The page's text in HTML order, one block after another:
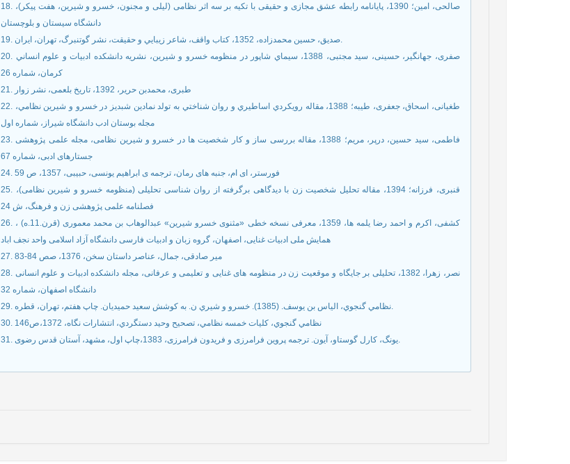
18. صالحی، امین؛ 1390، پایانامه رابطه عشق مجازی و حقیقی با تکیه بر سه اثر نظامی (لیلی و مجنون، خسرو و شیرین، هفت پیکر)،
دانشگاه سیستان و بلوچستان
19. صدیق، حسین محمدزاده، 1352، کتاب واقف، شاعر زيبايي و حقيقت، نشر گوتنبرگ، تهران، ایران.
20. صفری، جهانگیر، حسینی، سید مجتبی، 1388، سيماي شاپور در منظومه خسرو و شيرين، نشريه دانشكده ادبيات و علوم انساني
كرمان، شماره 26
21. طبری، محمدبن حریر، 1392، تاریخ بلعمی، نشر زوار
22. طغیانی، اسحاق، جعفری، طیبه؛ 1388، مقاله رويكردي اساطيري و روان شناختي به تولد نمادين شبديز در خسرو و شيرين نظامي،
مجله بوستان ادب دانشگاه شيراز، شماره اول
23. فاطمی، سید حسین، درپر، مریم؛ 1388، مقاله بررسی ساز و کار شخصیت ها در خسرو و شیرین نظامی، مجله علمی پژوهشی
جستارهای ادبی، شماره 67
24. فورستر، ای ام، جنبه های رمان، ترجمه ی ابراهیم یونسی، حبیبی، 1357، ص 59
25. قنبری، فرزانه؛ 1394، مقاله تحليل شخصيت زن با دیدگاهی برگرفته از روان شناسی تحلیلی (منظومه خسرو و شیرین نظامی)،
فصلنامه علمی پژوهشی زن و فرهنگ، ش 24
26. کشفی، اکرم و احمد رضا یلمه ها، 1359، معرفی نسخه خطی «مثنوی خسرو شیرین» عبدالوهاب بن محمد معموری (قرن.11.ه) ،
همایش ملی ادبیات غنایی، اصفهان، گروه زبان و ادبیات فارسی دانشگاه آزاد اسلامی واحد نجف اباد
27. میر صادقی، جمال، عناصر داستان سخن، 1376، صص 84-83
28. نصر، زهرا، 1382، تحلیلی بر جایگاه و موقعیت زن در منظومه های غنایی و تعلیمی و عرفانی، مجله دانشکده ادبیات و علوم انسانی
دانشگاه اصفهان، شماره 32
29. نظامي گنجوي، الياس بن يوسف. (1385). خسرو و شيري ن. به كوشش سعيد حميديان. چاپ هفتم، تهران، قطره.
30. نظامي گنجوي، کليات خمسه نظامي، تصحيح وحيد دستگردي، انتشارات نگاه، 1372،ص146
31. یونگ، کارل گوستاو، آیون. ترجمه پروین فرامرزی و فریدون فرامرزی، 1383،چاپ اول، مشهد، آستان قدس رضوی.